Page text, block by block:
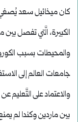
كان ميخائيل سعد يُصغي
الكبيرة، الَّتي تفصل بين
جامعات العالم إلى
والاعتماد على التَّعليم
بين ماردين وكندا لم